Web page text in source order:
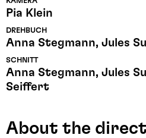
Pia Klein
DREHBUCH
Anna Stegmann, Jules
SCHNITT
Anna Stegmann, Jules
Seiffert
About the